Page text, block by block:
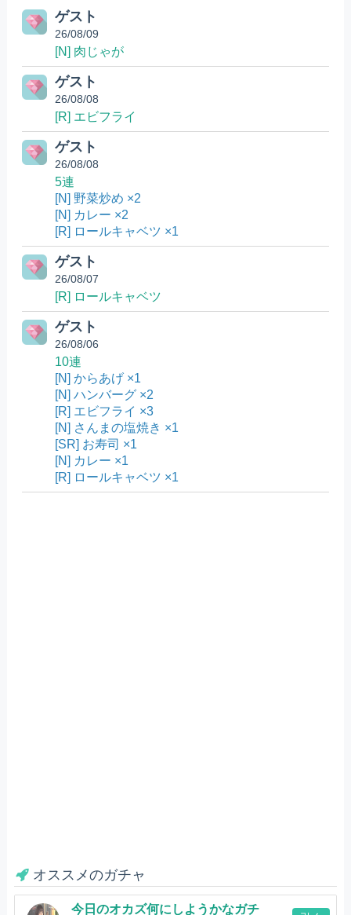
ゲスト
26/08/09
[N] 肉じゃが
ゲスト
26/08/08
[R] エビフライ
ゲスト
26/08/08
5連
[N] 野菜炒め ×2
[N] カレー ×2
[R] ロールキャベツ ×1
ゲスト
26/08/07
[R] ロールキャベツ
ゲスト
26/08/06
10連
[N] からあげ ×1
[N] ハンバーグ ×2
[R] エビフライ ×3
[N] さんまの塩焼き ×1
[SR] お寿司 ×1
[N] カレー ×1
[R] ロールキャベツ ×1
オススメのガチャ
今日のオカズ何にしようかなガチ